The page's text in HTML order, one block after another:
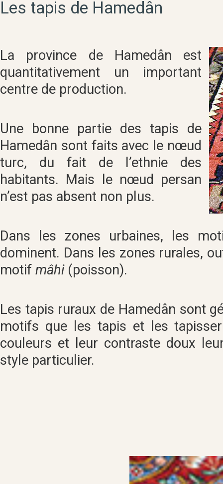
Les tapis de Hamedân
La province de Hamedân est
quantitativement un important
centre de production.
Une bonne partie des tapis de
Hamedân sont faits avec le nœud
turc, du fait de l’ethnie des
habitants. Mais le nœud persan
n’est pas absent non plus.
Dans les zones urbaines, les
dominent. Dans les zones rurales,
motif mâhi (poisson).
Les tapis ruraux de Hamedân sont
motifs que les tapis et les
couleurs et leur contraste doux
style particulier.